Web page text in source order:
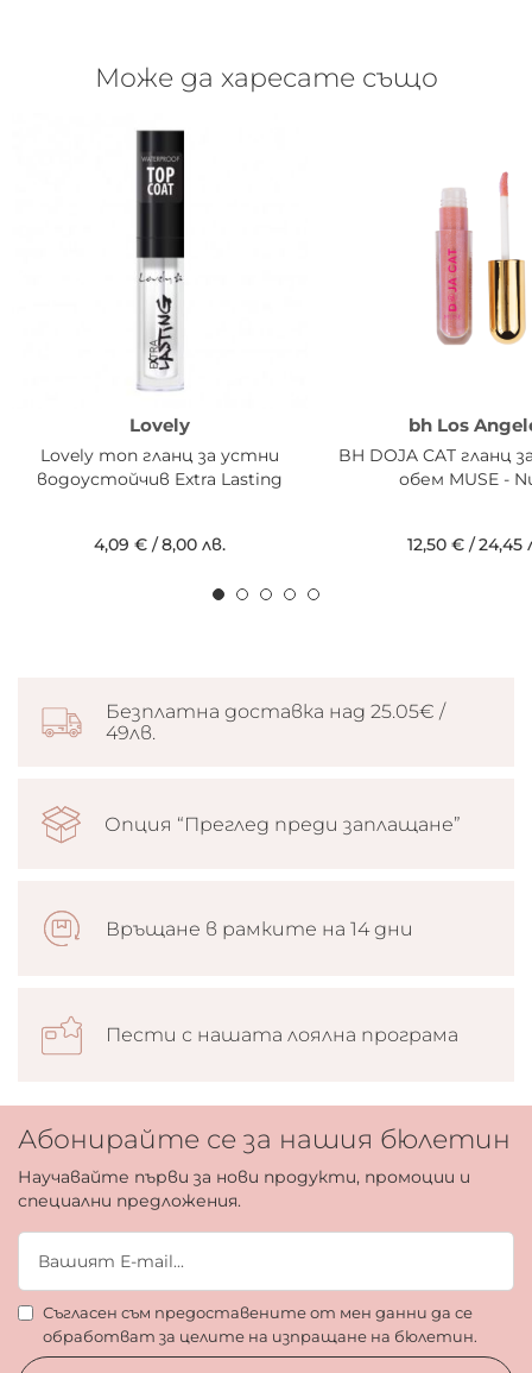
Може да харесате също
Lovely
Lovely топ гланц за устни
водоустойчив Extra Lasting
4,09 €/8,00 лв.
bh Los
BH DOJA CAT гланц
обем MUSE -
12,50 €/24,45
Безплатна доставка над 25.05€ /
49лв.
Опция “Преглед преди заплащане”
Връщане в рамките на 14 дни
Пести с нашата лоялна програма
Абонирайте се за нашия бюлетин
Научавайте първи за нови продукти, промоции и
специални предложения.
Съгласен съм предоставените от мен данни да се
обработват за целите на изпращане на бюлетин.